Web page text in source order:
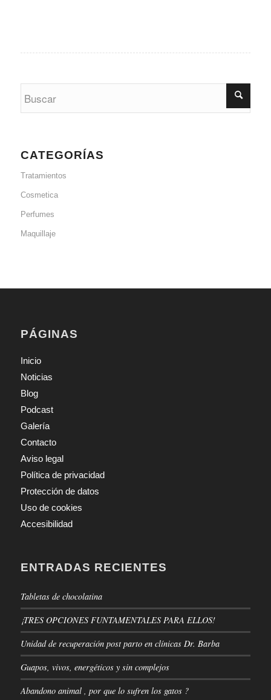
CATEGORÍAS
Tratamientos
Cosmetica
Perfumes
Maquillaje
PÁGINAS
Inicio
Noticias
Blog
Podcast
Galería
Contacto
Aviso legal
Política de privacidad
Protección de datos
Uso de cookies
Accesibilidad
ENTRADAS RECIENTES
Tabletas de chocolatina
¡TRES OPCIONES FUNTAMENTALES PARA ELLOS!
Unidad de recuperación post parto en clínicas Dr. Barba
Guapos, vivos, energéticos y sin complejos
Abandono animal , por que lo sufren los gatos ?